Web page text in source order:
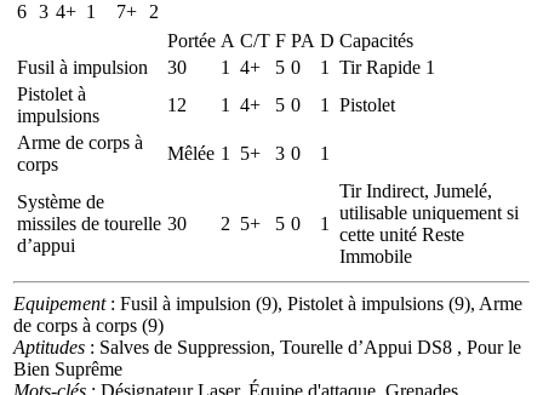
6 3 4+ 1 7+
2
Portée A C/T F PA D Capacités
Fusil à impulsion
30 1 4+ 5 0 1
Tir Rapide 1
Pistolet à
impulsions
12 1 4+ 5 0 1
Pistolet
Arme de corps à
corps
Mêlée 1 5+ 3 0 1
Système de
missiles de tourelle
d’appui
30 2 5+ 5 0 1
Tir Indirect, Jumelé,
utilisable uniquement si
cette unité Reste
Immobile
Equipement: Fusil à impulsion (9), Pistolet à impulsions (9), Arme
de corps à corps (9)
Aptitudes : Salves de Suppression, Tourelle d’Appui DS8 , Pour le
Bien Suprême
Mots-clés : Désignateur Laser, Équipe d'attaque, Grenades,